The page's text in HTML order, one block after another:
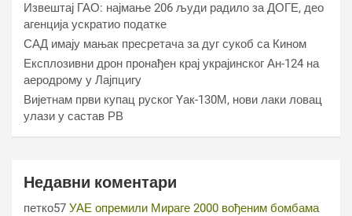
Извештај ГАО: најмање 206 људи радило за ДОГЕ, део
агенција ускратио податке
САД имају мањак пресретача за дуг сукоб са Кином
Експлозивни дрон пронађен крај украјинског Ан-124 на
аеродрому у Лајпцигу
Вијетнам први купац руског Yак-130М, нови лаки ловац
улази у састав РВ
Недавни коментари
петко57 УАЕ опремили Мираге 2000 вођеним бомбама